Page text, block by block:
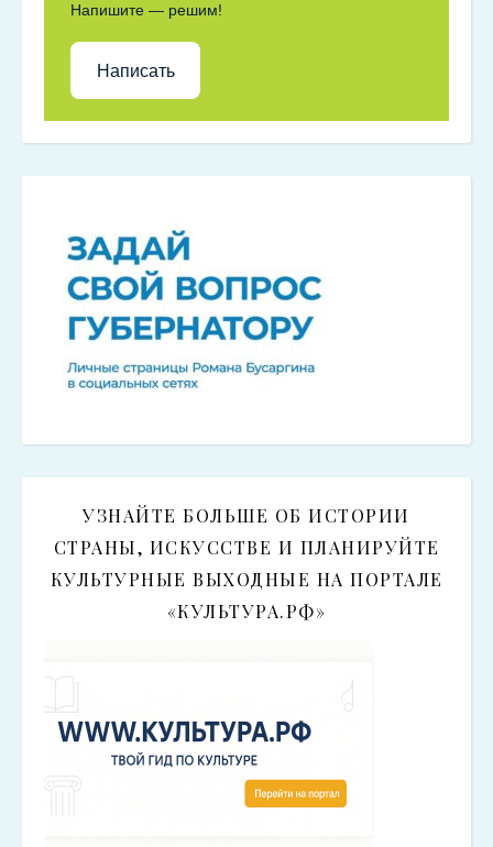
Напишите — решим!
Написать
УЗНАЙТЕ БОЛЬШЕ ОБ ИСТОРИИ
СТРАНЫ, ИСКУССТВЕ И ПЛАНИРУЙТЕ
КУЛЬТУРНЫЕ ВЫХОДНЫЕ НА ПОРТАЛЕ
«КУЛЬТУРА.РФ»